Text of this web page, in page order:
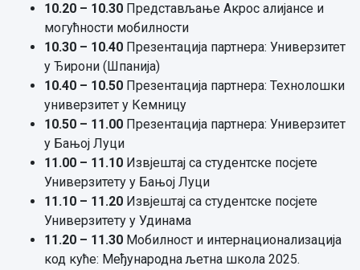
10.20 – 10.30 Представљање Акрос алијансе и
могућности мобилности
10.30 – 10.40 Презентација партнера: Универзитет
у Ђирони (Шпанија)
10.40 – 10.50 Презентација партнера: Технолошки
универзитет у Кемницу
10.50 – 11.00 Презентација партнера: Универзитет
у Бањој Луци
11.00 – 11.10 Извјештај са студентске посјете
Универзитету у Бањој Луци
11.10 – 11.20 Извјештај са студентске посјете
Универзитету у Удинама
11.20 – 11.30 Мобилност и интернационализација
код куће: Међународна љетна школа 2025.